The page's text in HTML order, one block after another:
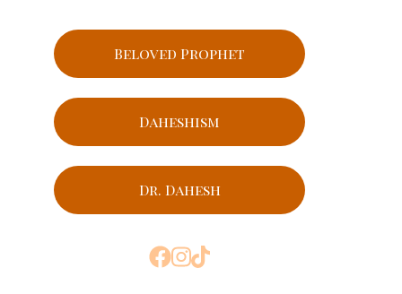
Beloved Prophet
Daheshism
Dr. Dahesh